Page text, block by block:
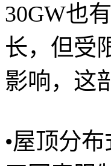
30GW也
长，但受
影响，这
•屋顶分